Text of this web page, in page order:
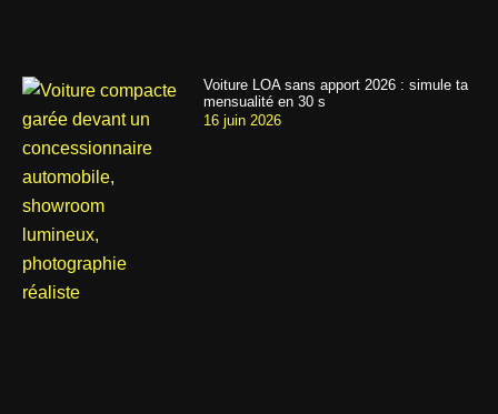
Voiture LOA sans apport 2026 : simule ta
mensualité en 30 s
16 juin 2026